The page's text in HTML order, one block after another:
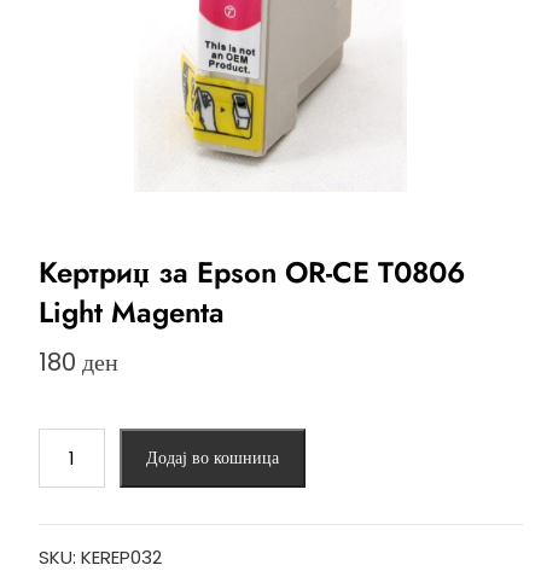
Кертриџ за Epson OR-CE T0806
Light Magenta
180 ден
OR-
CE
Додај во кошница
SKU: KEREP032